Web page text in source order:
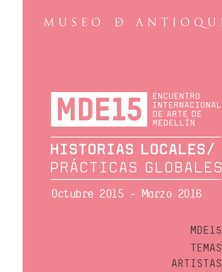
Octubre 2015 - Marzo 2016
MDE15
TEMAS
ARTISTAS